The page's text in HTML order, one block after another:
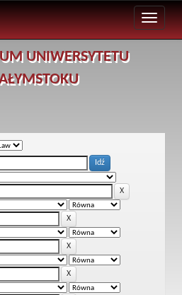
UNIWERSYTETU